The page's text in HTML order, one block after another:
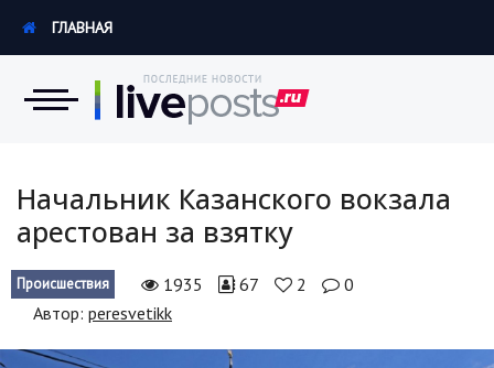
Экономика
Происшествия
ГЛАВНАЯ
Начальник Казанского вокзала
арестован за взятку
Происшествия 1935 67 2
0
Автор: peresvetikk